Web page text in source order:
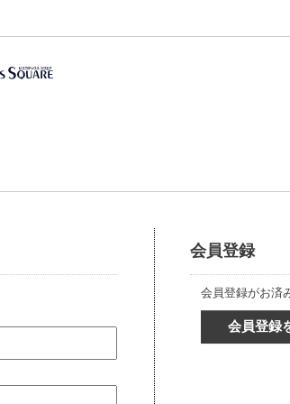
会員登録
会員登録がお済
会員登録